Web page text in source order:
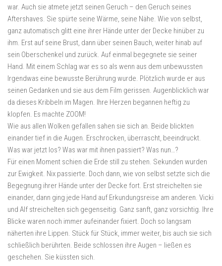
war. Auch sie atmete jetzt seinen Geruch – den Geruch seines
Aftershaves. Sie spürte seine Wärme, seine Nähe. Wie von selbst,
ganz automatisch glitt eine ihrer Hände unter der Decke hinüber zu
ihm. Erst auf seine Brust, dann über seinen Bauch, weiter hinab auf
sein Oberschenkel und zurück. Auf einmal begegnete sie seiner
Hand. Mit einem Schlag war es so als wenn aus dem unbewussten
Irgendwas eine bewusste Berührung wurde. Plötzlich wurde er aus
seinen Gedanken und sie aus dem Film gerissen. Augenblicklich war
da dieses Kribbeln im Magen. Ihre Herzen begannen heftig zu
klopfen. Es machte ZOOM!
Wie aus allen Wolken gefallen sahen sie sich an. Beide blickten
einander tief in die Augen. Erschrocken, überrascht, beeindruckt.
Was war jetzt los? Was war mit ihnen passiert? Was nun…?
Für einen Moment schien die Erde still zu stehen. Sekunden wurden
zur Ewigkeit. Nix passierte. Doch dann, wie von selbst setzte sich die
Begegnung ihrer Hände unter der Decke fort. Erst streichelten sie
einander, dann ging jede Hand auf Erkundungsreise am anderen. Vicki
und Alf streichelten sich gegenseitig. Ganz sanft, ganz vorsichtig. Ihre
Blicke waren noch immer aufeinander fixiert. Doch so langsam
näherten ihre Lippen. Stück für Stück, immer weiter, bis auch sie sich
schließlich berührten. Beide schlossen ihre Augen – ließen es
geschehen. Sie küssten sich.